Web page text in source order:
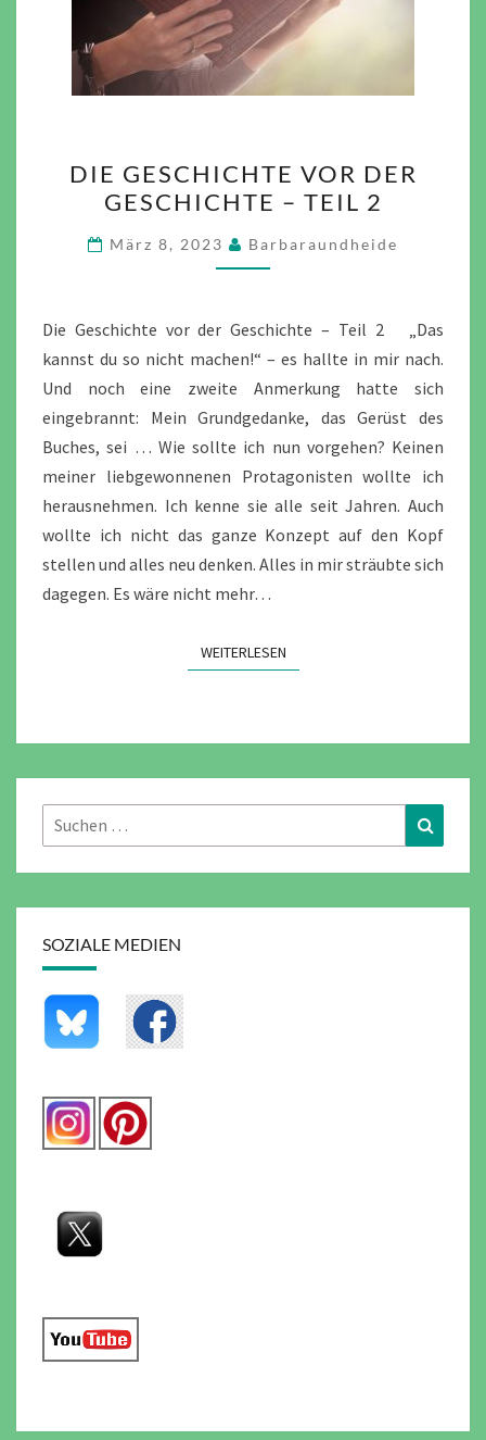
GESCHICHTE
VOR
DER
GESCHICHTE
TEIL
2
DIE GESCHICHTE VOR DER
GESCHICHTE – TEIL 2
März 8, 2023 Barbaraundheide
Die Geschichte vor der Geschichte – Teil 2 „Das
kannst du so nicht machen!“ – es hallte in mir nach.
Und noch eine zweite Anmerkung hatte sich
eingebrannt: Mein Grundgedanke, das Gerüst des
Buches, sei … Wie sollte ich nun vorgehen? Keinen
meiner liebgewonnenen Protagonisten wollte ich
herausnehmen. Ich kenne sie alle seit Jahren. Auch
wollte ich nicht das ganze Konzept auf den Kopf
stellen und alles neu denken. Alles in mir sträubte sich
dagegen. Es wäre nicht mehr…
WEITERLESENWEITERLESEN
Suchen
nach:
SOZIALE MEDIEN